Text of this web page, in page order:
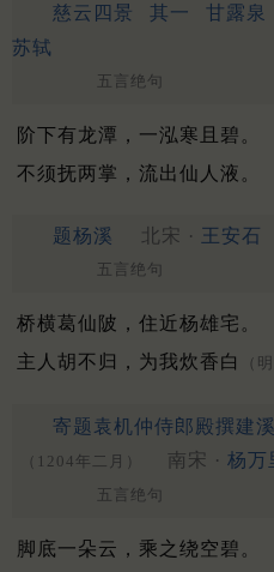
慈云四景 其一 甘露泉
苏轼
五言绝句
阶下有龙潭，一泓寒且碧。
不须抚两掌，流出仙人液。
题杨溪 北宋 · 王安石
五言绝句
桥横葛仙陂，住近杨雄宅。
主人胡不归，为我炊香白
（
寄题袁机仲侍郎殿撰建
（1204年二月） 南宋 · 杨万
五言绝句
脚底一朵云，乘之绕空碧。